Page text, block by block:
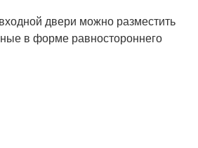
двери можно разместить
в форме равностороннего